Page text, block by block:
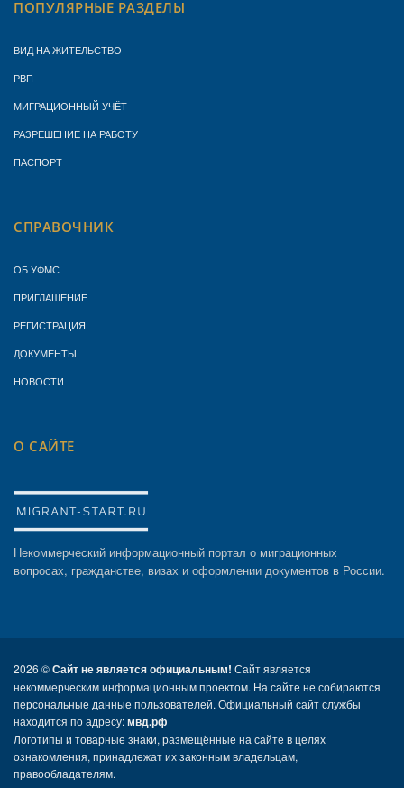
ПОПУЛЯРНЫЕ РАЗДЕЛЫ
ВИД НА ЖИТЕЛЬСТВО
РВП
МИГРАЦИОННЫЙ УЧЁТ
РАЗРЕШЕНИЕ НА РАБОТУ
ПАСПОРТ
СПРАВОЧНИК
ОБ УФМС
ПРИГЛАШЕНИЕ
РЕГИСТРАЦИЯ
ДОКУМЕНТЫ
НОВОСТИ
О САЙТЕ
Некоммерческий информационный портал о миграционных
вопросах, гражданстве, визах и оформлении документов в России.
2026 ©Сайт не является официальным! Сайт является
некоммерческим информационным проектом. На сайте не собираются
персональные данные пользователей. Официальный сайт службы
находится по адресу:мвд.рф
Логотипы и товарные знаки, размещённые на сайте в целях
ознакомления, принадлежат их законным владельцам,
правообладателям.